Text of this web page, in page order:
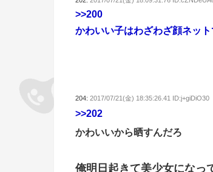
>>200
かわいい子はわざわざ顔ネッ
204: 2017/07/21(金) 18:35:26.41 ID:j+giDiO30
>>202
かわいいから晒すんだろ
俺明日起きて美少女になっ